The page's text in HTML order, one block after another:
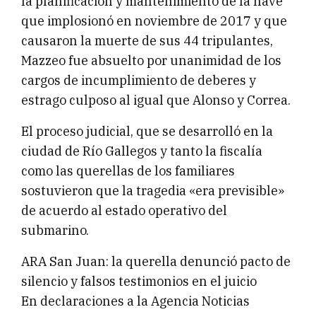
que implosionó en noviembre de 2017 y que
causaron la muerte de sus 44 tripulantes,
Mazzeo fue absuelto por unanimidad de los
cargos de incumplimiento de deberes y
estrago culposo al igual que Alonso y Correa.
El proceso judicial, que se desarrolló en la
ciudad de Río Gallegos y tanto la fiscalía
como las querellas de los familiares
sostuvieron que la tragedia «era previsible»
de acuerdo al estado operativo del
submarino.
ARA San Juan: la querella denunció pacto de
silencio y falsos testimonios en el juicio
En declaraciones a la Agencia Noticias